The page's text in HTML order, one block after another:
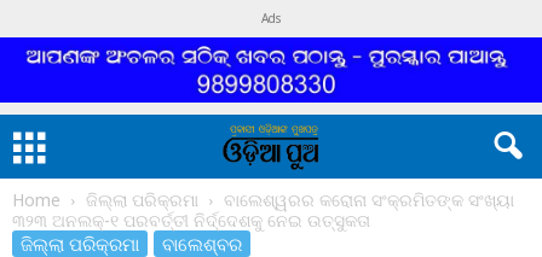
Ads
Home ଜିଲ୍ଲା ପରିକ୍ରମା
ବାଲେଶ୍ୱରର କରୋନା ସଂକ୍ରମିତଙ୍କ ସଂଖ୍ୟା
୩୨୩ ଅନଲକ୍‌-୧ ପରବର୍ତ୍ତୀ ନିର୍ଦ୍ଦେଶକୁ ନେଇ ଉତ୍ସୁକତା
ଜିଲ୍ଲା ପରିକ୍ରମା ବାଲେଶ୍ବର